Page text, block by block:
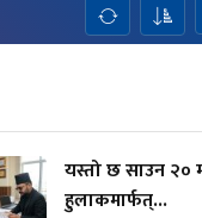
यस्तो छ साउन २०
हुलाकमार्फत्...